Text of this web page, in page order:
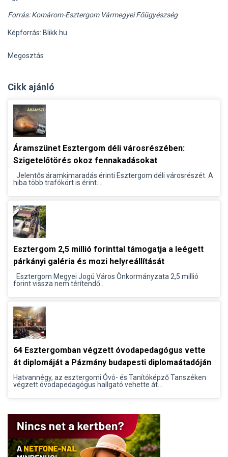
Forrás: Komárom-Esztergom Vármegyei Főügyészség
Képforrás: Blikk.hu
Megosztás
Cikk ajánló
Áramszünet Esztergom déli városrészében:
Szigetelőtörés okoz fennakadásokat
Jelentős áramkimaradás érinti Esztergom déli városrészét. A
hiba több trafókört is érint...
Esztergom 2,5 millió forinttal támogatja a leégett
párkányi galéria és mozi helyreállítását
Esztergom Megyei Jogú Város Önkormányzata 2,5 millió
forint vissza nem térítendő...
64 Esztergomban végzett óvodapedagógus vette
át diplomáját a Pázmány budapesti diplomaátadóján
Hatvannégy, az esztergomi Óvó- és Tanítóképző Tanszéken
végzett óvodapedagógus hallgató vehette át...